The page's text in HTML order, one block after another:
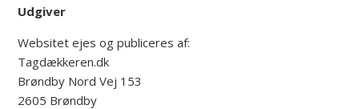
Udgiver
Websitet ejes og publiceres af:
Tagdækkeren.dk
Brøndby Nord Vej 153
2605 Brøndby